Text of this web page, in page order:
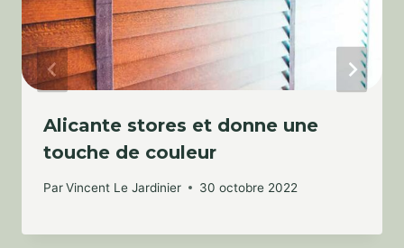
Alicante stores et donne une
touche de couleur
ParVincent Le Jardinier 30 octobre 2022